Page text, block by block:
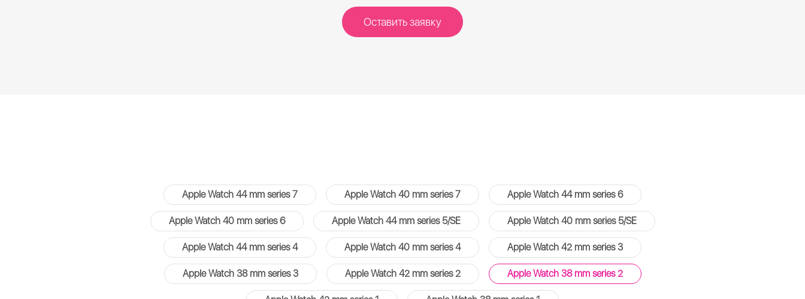
Оставить заявку
Apple Watch 44 mm series 7 Apple Watch 40 mm series 7 Apple Watch 44 mm series 6
Apple Watch 40 mm series 6 Apple Watch 44 mm series 5/SE Apple Watch 40 mm series 5/SE
Apple Watch 44 mm series 4 Apple Watch 40 mm series 4 Apple Watch 42 mm series 3
Apple Watch 38 mm series 3 Apple Watch 42 mm series 2 Apple Watch 38 mm series 2